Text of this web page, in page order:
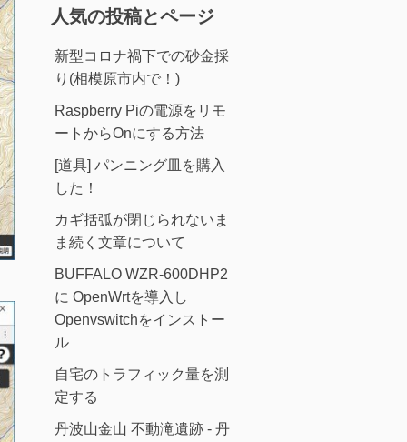
人気の投稿とページ
新型コロナ禍下での砂金採
り(相模原市内で！)
Raspberry Piの電源をリモ
ートからOnにする方法
[道具] パンニング皿を購入
した！
カギ括弧が閉じられないま
ま続く文章について
BUFFALO WZR-600DHP2
に OpenWrtを導入し
Openvswitchをインストー
ル
自宅のトラフィック量を測
定する
丹波山金山 不動滝遺跡 - 丹